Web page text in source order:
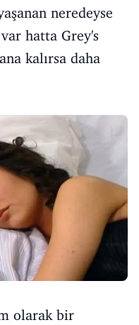
neredeyse
hatta Grey's
kalırsa daha
olarak bir